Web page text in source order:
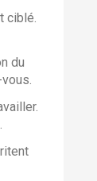
ciblé.
du